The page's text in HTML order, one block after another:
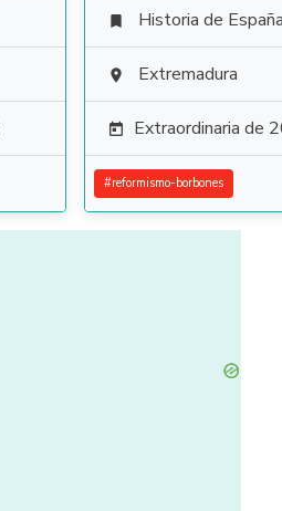
 Historia de España
 Extremadura
 Extraordinaria de
#reformismo-borbones